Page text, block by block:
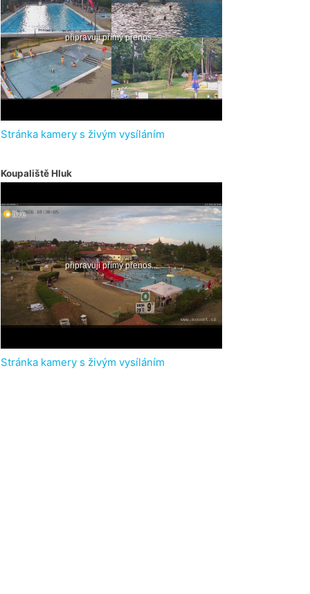
Stránka kamery s živým vysíláním
Koupaliště Hluk
Stránka kamery s živým vysíláním